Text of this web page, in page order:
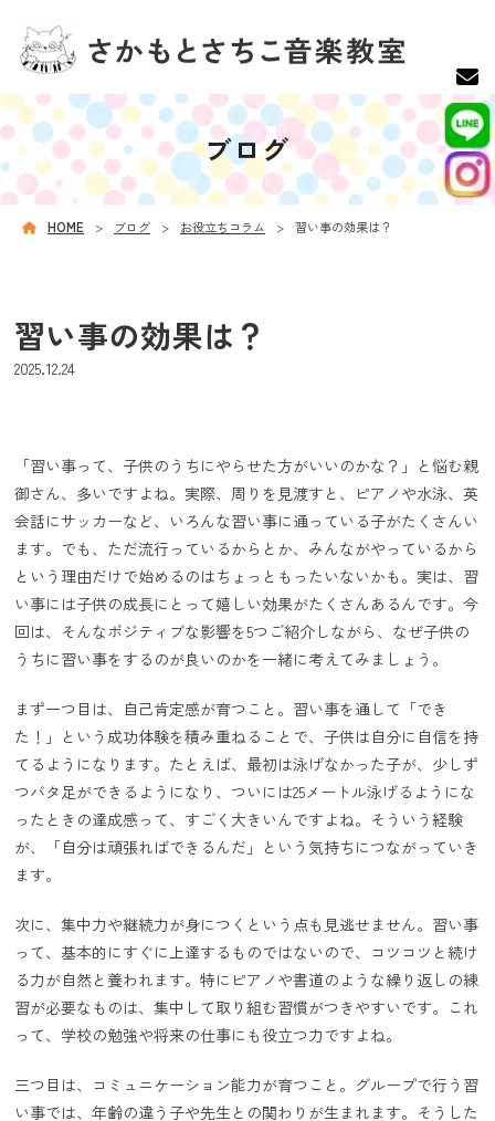
ブログ
HOME ブログ お役立ちコラム 習い事の効果は？
習い事の効果は？
2025.12.24
「習い事って、子供のうちにやらせた方がいいのかな？」と悩む親
御さん、多いですよね。実際、周りを見渡すと、ピアノや水泳、英
会話にサッカーなど、いろんな習い事に通っている子がたくさんい
ます。でも、ただ流行っているからとか、みんながやっているから
という理由だけで始めるのはちょっともったいないかも。実は、習
い事には子供の成長にとって嬉しい効果がたくさんあるんです。今
回は、そんなポジティブな影響を5つご紹介しながら、なぜ子供の
うちに習い事をするのが良いのかを一緒に考えてみましょう。
まず一つ目は、自己肯定感が育つこと。習い事を通して「でき
た！」という成功体験を積み重ねることで、子供は自分に自信を持
てるようになります。たとえば、最初は泳げなかった子が、少しず
つバタ足ができるようになり、ついには25メートル泳げるようにな
ったときの達成感って、すごく大きいんですよね。そういう経験
が、「自分は頑張ればできるんだ」という気持ちにつながっていき
ます。
次に、集中力や継続力が身につくという点も見逃せません。習い事
って、基本的にすぐに上達するものではないので、コツコツと続け
る力が自然と養われます。特にピアノや書道のような繰り返しの練
習が必要なものは、集中して取り組む習慣がつきやすいです。これ
って、学校の勉強や将来の仕事にも役立つ力ですよね。
三つ目は、コミュニケーション能力が育つこと。グループで行う習
い事では、年齢の違う子や先生との関わりが生まれます。そうした